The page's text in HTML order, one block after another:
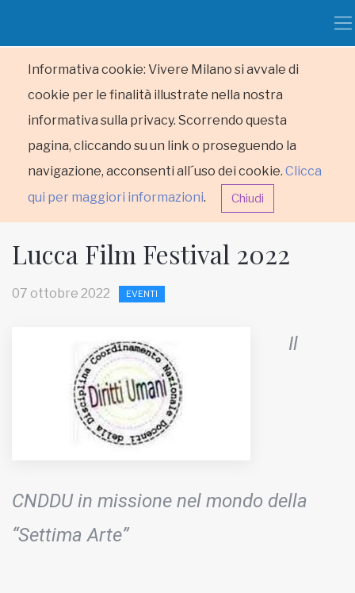
Informativa cookie: Vivere Milano si avvale di
cookie per le finalità illustrate nella nostra
informativa sulla privacy. Scorrendo questa
pagina, cliccando su un link o proseguendo la
navigazione, acconsenti all´uso dei cookie. Clicca
qui per maggiori informazioni. Chiudi
Inviateci le vostre segnalazioni
www.viveremilano.info
Lucca Film Festival 2022
07 ottobre 2022 EVENTI
Il
CNDDU in missione nel mondo della
“Settima Arte”